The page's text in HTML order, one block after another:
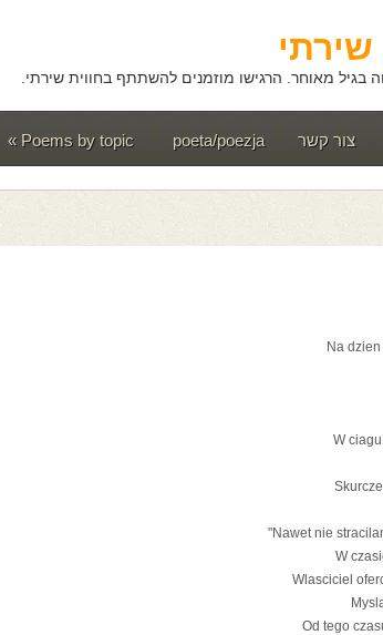
שירתי
בגיל מאוחר. הרגישו מוזמנים להשתתף בחווית שירתי.
צור קשר poeta/poezja
Poems by topic
»
Na
W
W
Wlasciciel
Od tego